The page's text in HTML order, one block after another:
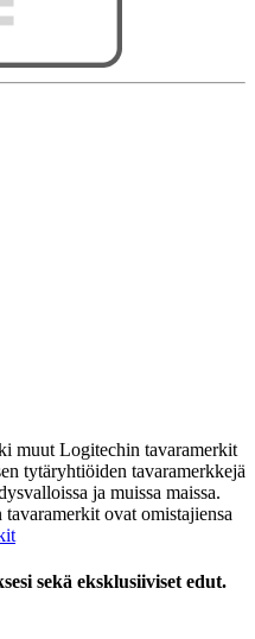
muut Logitechin tavaramerkit
tytäryhtiöiden tavaramerkkejä
ja muissa maissa.
ovat omistajiensa
sekä eksklusiiviset edut.